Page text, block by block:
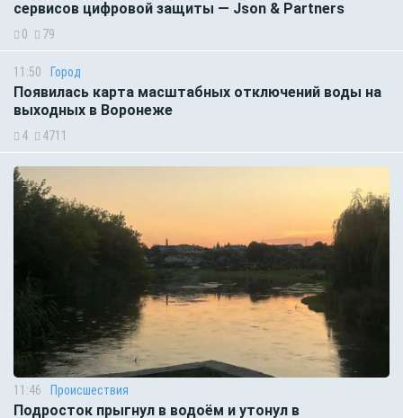
сервисов цифровой защиты — Json & Partners
0 79
11:50 Город
Появилась карта масштабных отключений воды на
выходных в Воронеже
4 4711
11:46 Происшествия
Подросток прыгнул в водоём и утонул в